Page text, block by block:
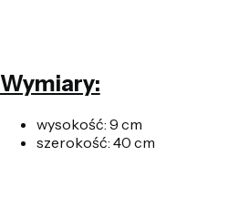
Wymiary:
wysokość: 9 cm
szerokość: 40 cm